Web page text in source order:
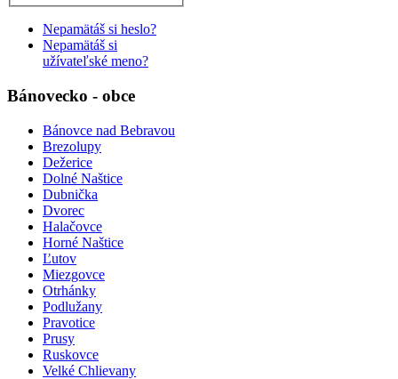
Nepamätáš si heslo?
Nepamätáš si
užívateľské meno?
Bánovecko - obce
Bánovce nad Bebravou
Brezolupy
Dežerice
Dolné Naštice
Dubnička
Dvorec
Halačovce
Horné Naštice
Ľutov
Miezgovce
Otrhánky
Podlužany
Pravotice
Prusy
Ruskovce
Velké Chlievany